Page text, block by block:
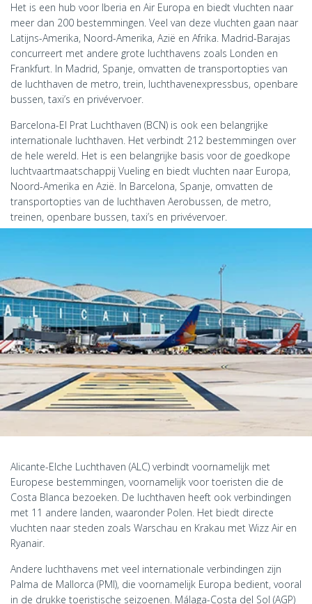
Het is een hub voor Iberia en Air Europa en biedt vluchten naar
meer dan 200 bestemmingen. Veel van deze vluchten gaan naar
Latijns-Amerika, Noord-Amerika, Azië en Afrika. Madrid-Barajas
concurreert met andere grote luchthavens zoals Londen en
Frankfurt. In Madrid, Spanje, omvatten de transportopties van
de luchthaven de metro, trein, luchthavenexpressbus, openbare
bussen, taxi’s en privévervoer.
Barcelona-El Prat Luchthaven (BCN) is ook een belangrijke
internationale luchthaven. Het verbindt 212 bestemmingen over
de hele wereld. Het is een belangrijke basis voor de goedkope
luchtvaartmaatschappij Vueling en biedt vluchten naar Europa,
Noord-Amerika en Azië. In Barcelona, Spanje, omvatten de
transportopties van de luchthaven Aerobussen, de metro,
treinen, openbare bussen, taxi’s en privévervoer.
Alicante-Elche Luchthaven (ALC) verbindt voornamelijk met
Europese bestemmingen, voornamelijk voor toeristen die de
Costa Blanca bezoeken. De luchthaven heeft ook verbindingen
met 11 andere landen, waaronder Polen. Het biedt directe
vluchten naar steden zoals Warschau en Krakau met Wizz Air en
Ryanair.
Andere luchthavens met veel internationale verbindingen zijn
Palma de Mallorca (PMI), die voornamelijk Europa bedient, vooral
in de drukke toeristische seizoenen. Málaga-Costa del Sol (AGP)